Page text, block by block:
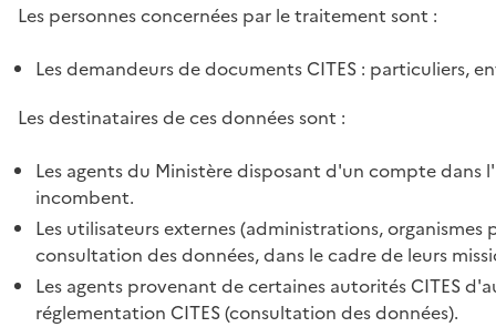
Les personnes concernées par le traitement sont :
Les demandeurs de documents CITES : particuliers,
Les destinataires de ces données sont :
Les agents du Ministère disposant d'un compte
incombent.
Les utilisateurs externes (administrations,
consultation des données, dans le cadre de leurs
Les agents provenant de certaines autorités CITES
réglementation CITES (consultation des données).